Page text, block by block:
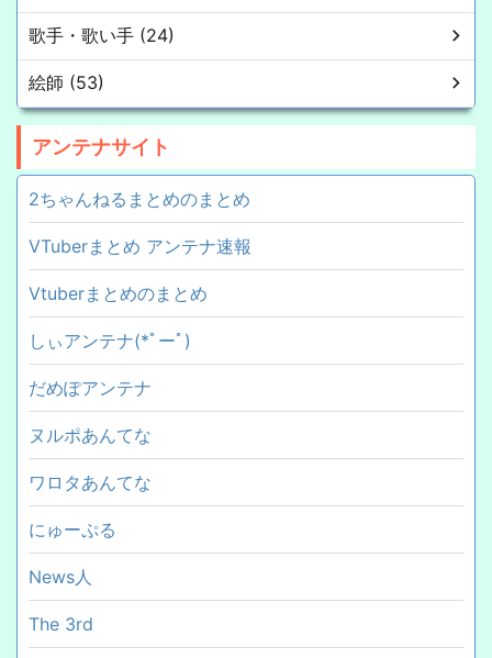
歌手・歌い手 (24)
絵師 (53)
アンテナサイト
2ちゃんねるまとめのまとめ
VTuberまとめ アンテナ速報
Vtuberまとめのまとめ
しぃアンテナ(*ﾟーﾟ)
だめぽアンテナ
ヌルポあんてな
ワロタあんてな
にゅーぷる
News人
The 3rd